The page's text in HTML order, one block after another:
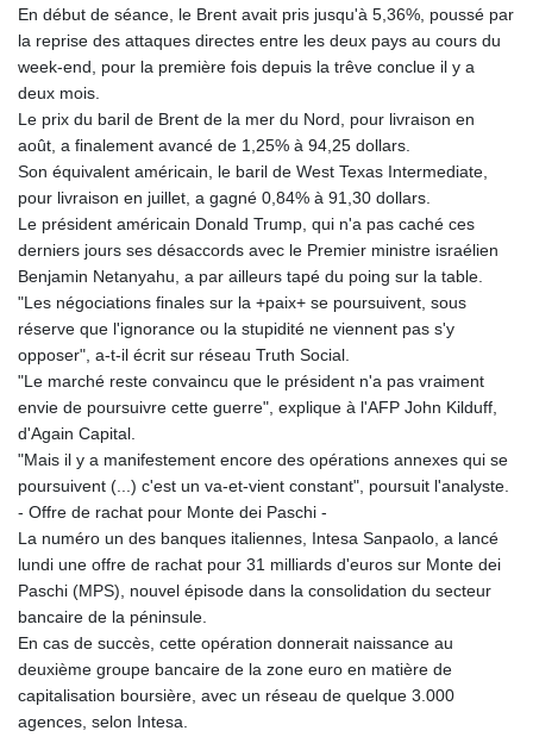
LVL 0.699036
LYD 7.351755
MAD 10.765192
MGA 4916.411299
MKD 61.586591
MMK 2426.04177
MNT 4158.228086
MOP 9.331434
MRU 46.31656
MUR 54.303823
MVR 17.866105
MWK 2002.762338
MXN 19.920816
MYR 4.731317
MZN 73.845071
NGN 1573.810703
NIO 42.509061
NOK 10.997146
NPR 175.693203
NZD 1.961696
OMR 0.444347
PEN 3.909993
PGK 5.178759
PHP 70.091418
En début de séance, le Brent avait pris jusqu'à 5,36%, poussé par
la reprise des attaques directes entre les deux pays au cours du
week-end, pour la première fois depuis la trêve conclue il y a
deux mois.
Le prix du baril de Brent de la mer du Nord, pour livraison en
août, a finalement avancé de 1,25% à 94,25 dollars.
Son équivalent américain, le baril de West Texas Intermediate,
pour livraison en juillet, a gagné 0,84% à 91,30 dollars.
Le président américain Donald Trump, qui n'a pas caché ces
derniers jours ses désaccords avec le Premier ministre israélien
Benjamin Netanyahu, a par ailleurs tapé du poing sur la table.
"Les négociations finales sur la +paix+ se poursuivent, sous
réserve que l'ignorance ou la stupidité ne viennent pas s'y
opposer", a-t-il écrit sur réseau Truth Social.
"Le marché reste convaincu que le président n'a pas vraiment
envie de poursuivre cette guerre", explique à l'AFP John Kilduff,
d'Again Capital.
"Mais il y a manifestement encore des opérations annexes qui se
poursuivent (...) c'est un va-et-vient constant", poursuit l'analyste.
- Offre de rachat pour Monte dei Paschi -
La numéro un des banques italiennes, Intesa Sanpaolo, a lancé
lundi une offre de rachat pour 31 milliards d'euros sur Monte dei
Paschi (MPS), nouvel épisode dans la consolidation du secteur
bancaire de la péninsule.
En cas de succès, cette opération donnerait naissance au
deuxième groupe bancaire de la zone euro en matière de
capitalisation boursière, avec un réseau de quelque 3.000
agences, selon Intesa.